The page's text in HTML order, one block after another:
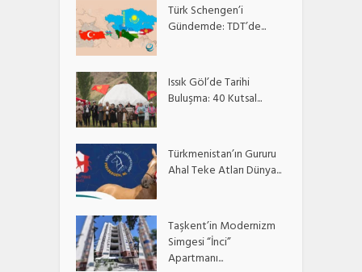
Türk Schengen’i
Gündemde: TDT’de...
Issık Göl’de Tarihi
Buluşma: 40 Kutsal...
Türkmenistan’ın Gururu
Ahal Teke Atları Dünya...
Taşkent’in Modernizm
Simgesi “İnci”
Apartmanı...